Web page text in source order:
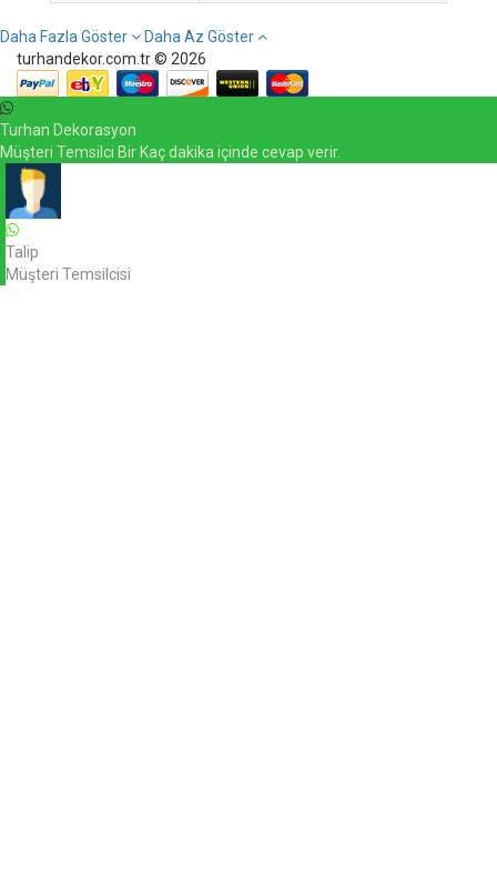
Daha Fazla Göster
Daha Az Göster
turhandekor.com.tr © 2026
Turhan Dekorasyon
Müşteri Temsilci Bir Kaç dakika içinde cevap verir.
Talip
Müşteri Temsilcisi